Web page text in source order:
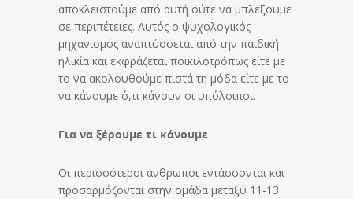
αποκλειστούμε από αυτή ούτε να μπλέξουμε
σε περιπέτειες. Αυτός ο ψυχολογικός
μηχανισμός αναπτύσσεται από την παιδική
ηλικία και εκφράζεται ποικιλοτρόπως είτε με
το να ακολουθούμε πιστά τη μόδα είτε με το
να κάνουμε ό,τι κάνουν οι υπόλοιποι.
Για να ξέρουμε τι κάνουμε
Οι περισσότεροι άνθρωποι εντάσσονται και
προσαρμόζονται στην ομάδα μεταξύ 11-13